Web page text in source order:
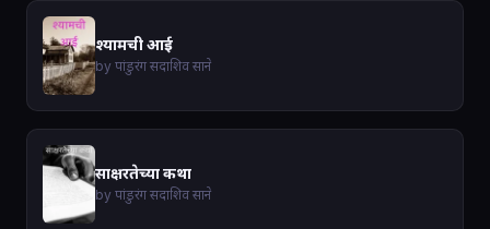
श्यामची आई
by पांडुरंग सदाशिव साने
साक्षरतेच्या कथा
by पांडुरंग सदाशिव साने